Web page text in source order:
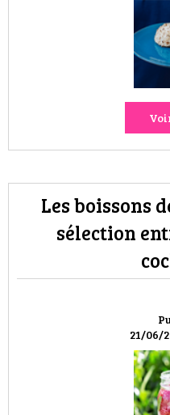
21/06/
Les boissons
sélection